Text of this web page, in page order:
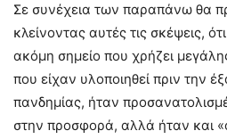
Σε συνέχεια των παραπάνω θα
κλείνοντας αυτές τις σκέψεις,
ακόμη σημείο που χρήζει
που είχαν υλοποιηθεί πριν την
πανδημίας, ήταν
στην προσφορά, αλλά ήταν και